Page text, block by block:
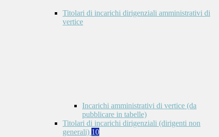
Titolari di incarichi dirigenziali amministrativi di
vertice
Incarichi amministrativi di vertice (da
pubblicare in tabelle)
Titolari di incarichi dirigenziali (dirigenti non
generali) 10